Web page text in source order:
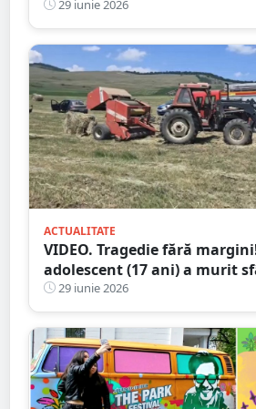
cuprinse de flăcări. Poliția a
anchetă
29 iunie 2026
ACTUALITATE
VIDEO. Tragedie fără
adolescent (17 ani) a murit
balotieră. Lucra alături de
29 iunie 2026